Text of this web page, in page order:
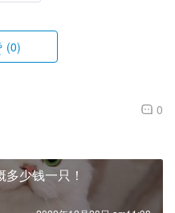
(0)
0
少钱一只！